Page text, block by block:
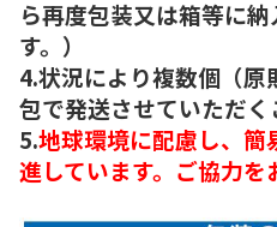
ら再度包装又は箱等に
す。）
4.状況により複数個（
包で発送させていただく
5.地球環境に配慮し、簡
進しています。ご協力を